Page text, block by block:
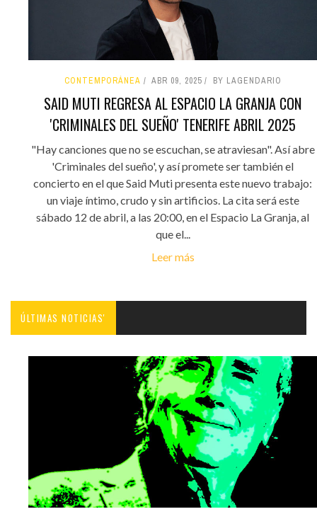
CONTEMPORÁNEA ABR 09, 2025 BY LAGENDARIO
SAID MUTI REGRESA AL ESPACIO LA GRANJA CON
'CRIMINALES DEL SUEÑO' TENERIFE ABRIL 2025
"Hay canciones que no se escuchan, se atraviesan". Así abre
'Criminales del sueño', y así promete ser también el
concierto en el que Said Muti presenta este nuevo trabajo:
un viaje íntimo, crudo y sin artificios. La cita será este
sábado 12 de abril, a las 20:00, en el Espacio La Granja, al
que el...
Leer más
ÚLTIMAS NOTICIAS'